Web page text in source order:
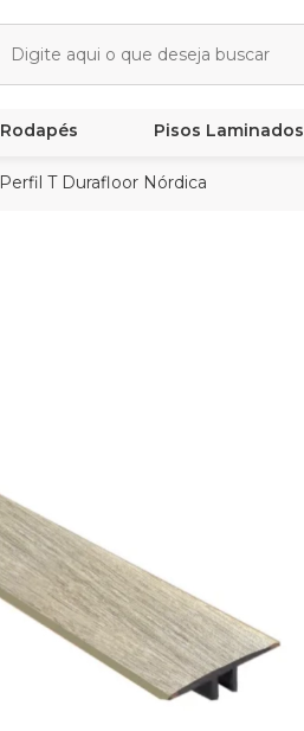
Rodapés Pisos Laminados
Perfil T Durafloor Nórdica